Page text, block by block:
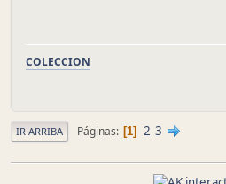
COLECCION
IR ARRIBA Páginas 1 2 3